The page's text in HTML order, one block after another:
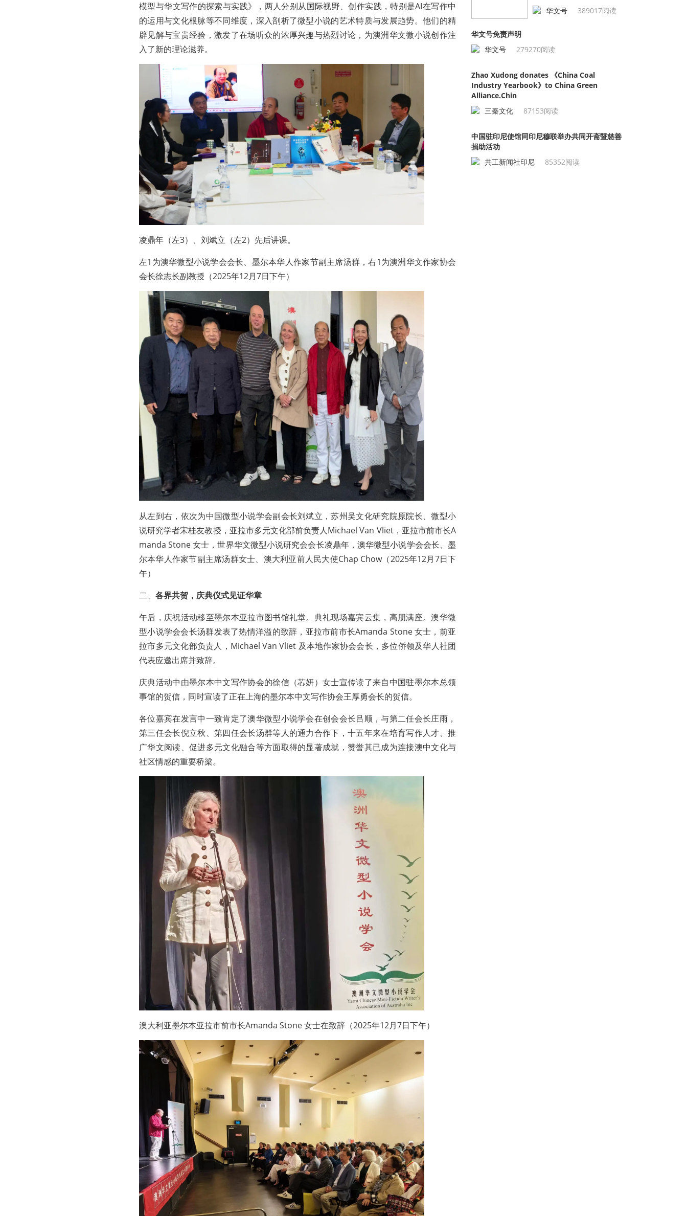
模型与华文写作的探索与实践》，两人分别从国际视野、创作实践，特别是AI在写作中
的运用与文化根脉等不同维度，深入剖析了微型小说的艺术特质与发展趋势。他们的精
辟见解与宝贵经验，激发了在场听众的浓厚兴趣与热烈讨论，为澳洲华文微小说创作注
入了新的理论滋养。
凌鼎年（左3）、刘斌立（左2）先后讲课。
左1为澳华微型小说学会会长、墨尔本华人作家节副主席汤群，右1为澳洲华文作家协会
会长徐志长副教授（2025年12月7日下午）
从左到右，依次为中国微型小说学会副会长刘斌立，苏州吴文化研究院原院长、微型小
说研究学者宋桂友教授，亚拉市多元文化部前负责人Michael Van Vliet，亚拉市前市长A
manda Stone 女士，世界华文微型小说研究会会长凌鼎年，澳华微型小说学会会长、墨
尔本华人作家节副主席汤群女士、澳大利亚前人民大使Chap Chow（2025年12月7日下
午）
二、 各界共贺，庆典仪式见证华章
午后，庆祝活动移至墨尔本亚拉市图书馆礼堂。典礼现场嘉宾云集，高朋满座。澳华微
型小说学会会长汤群发表了热情洋溢的致辞，亚拉市前市长Amanda Stone 女士，前亚
拉市多元文化部负责人，Michael Van Vliet 及本地作家协会会长，多位侨领及华人社团
代表应邀出席并致辞。
庆典活动中由墨尔本中文写作协会的徐信（芯妍）女士宣传读了来自中国驻墨尔本总领
事馆的贺信，同时宣读了正在上海的墨尔本中文写作协会王厚勇会长的贺信。
各位嘉宾在发言中一致肯定了澳华微型小说学会在创会会长吕顺，与第二任会长庄雨，
第三任会长倪立秋、第四任会长汤群等人的通力合作下，十五年来在培育写作人才、推
广华文阅读、促进多元文化融合等方面取得的显著成就，赞誉其已成为连接澳中文化与
社区情感的重要桥梁。
澳大利亚墨尔本亚拉市前市长Amanda Stone 女士在致辞（2025年12月7日下午）
华文号 389017阅读
华文号免责声明
华文号
279270阅读
Zhao Xudong donates 《China Coal
Industry Yearbook》to China Green
Alliance.Chin
三秦文化
87153阅读
中国驻印尼使馆同印尼穆联举办共同开斋暨慈善
捐助活动
共工新闻社印尼
85352阅读